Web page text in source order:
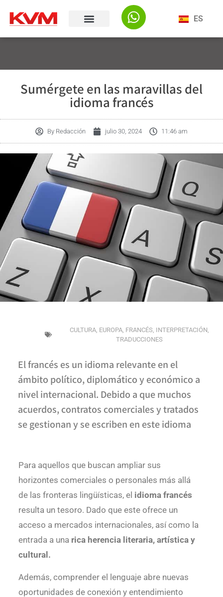
ES
Sumérgete en las maravillas del
idioma francés
By Redacción julio 30, 2024 11:46 am
CULTURA, EUROPA, FRANCÉS, INTERPRETACIÓN,
TRADUCCIONES
El francés es un idioma relevante en el
ámbito político, diplomático y económico a
nivel internacional. Debido a que muchos
acuerdos, contratos comerciales y tratados
se gestionan y se escriben en este idioma
Para aquellos que buscan ampliar sus
horizontes comerciales o personales más allá
de las fronteras lingüísticas, el idioma francés
resulta un tesoro. Dado que este ofrece un
acceso a mercados internacionales, así como la
entrada a unarica herencia literaria, artística y
cultural.
Además, comprender el lenguaje abre nuevas
oportunidades de conexión y entendimiento